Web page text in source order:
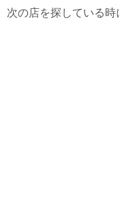
次の店を探している時